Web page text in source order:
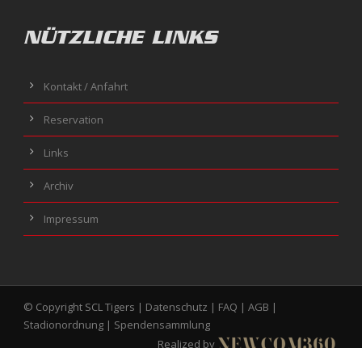
NÜTZLICHE LINKS
Kontakt / Anfahrt
Reservation
Links
Archiv
Impressum
© Copyright SCL Tigers | Datenschutz | FAQ | AGB |
Stadionordnung | Spendensammlung
Realized by